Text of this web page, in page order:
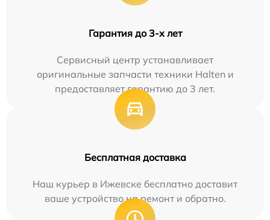
Гарантия до 3-х лет
Сервисный центр устанавливает
оригинальные запчасти техники Halten и
предоставляет гарантию до 3 лет.
Бесплатная доставка
Наш курьер в Ижевске бесплатно доставит
ваше устройство на ремонт и обратно.